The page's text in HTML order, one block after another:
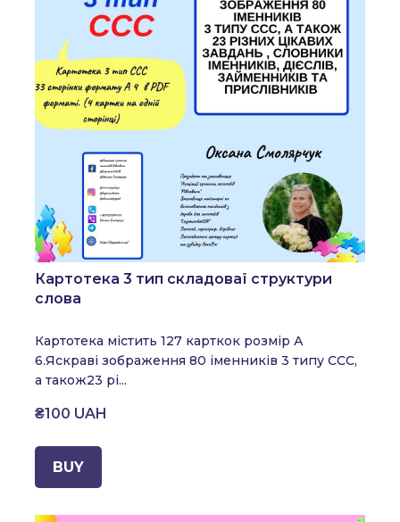
Картотека 3 тип складоваї структури
слова
Картотека містить 127 карткок розмір А
6.Яскраві зображення 80 іменників 3 типу ССС,
а також23 рі...
₴100 UAH
BUY